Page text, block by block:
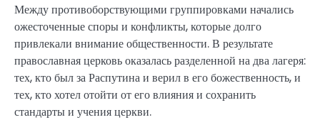
Между противоборствующими группировками начались
ожесточенные споры и конфликты, которые долго
привлекали внимание общественности. В результате
православная церковь оказалась разделенной на два лагеря:
тех, кто был за Распутина и верил в его божественность, и
тех, кто хотел отойти от его влияния и сохранить
стандарты и учения церкви.